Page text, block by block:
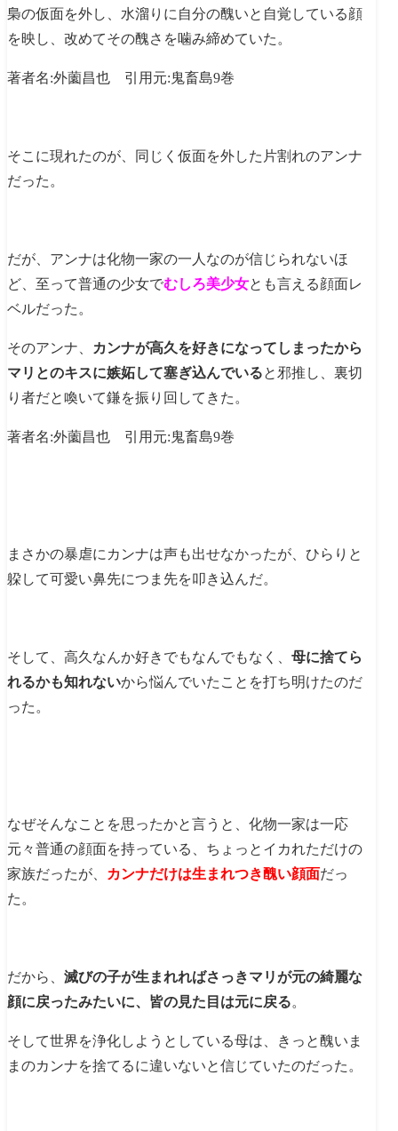
梟の仮面を外し、水溜りに自分の醜いと自覚している顔
を映し、改めてその醜さを噛み締めていた。
著者名:外薗昌也 引用元:鬼畜島9巻
そこに現れたのが、同じく仮面を外した片割れのアンナ
だった。
だが、アンナは化物一家の一人なのが信じられないほ
ど、至って普通の少女でむしろ美少女とも言える顔面レ
ベルだった。
そのアンナ、
カンナが高久を好きになってしまったから
マリとのキスに嫉妬して塞ぎ込んでいると邪推し、裏切
り者だと喚いて鎌を振り回してきた。
著者名:外薗昌也 引用元:鬼畜島9巻
まさかの暴虐にカンナは声も出せなかったが、ひらりと
躱して可愛い鼻先につま先を叩き込んだ。
そして、高久なんか好きでもなんでもなく、 母に捨てら
れるかも知れないから悩んでいたことを打ち明けたのだ
った。
なぜそんなことを思ったかと言うと、化物一家は一応
元々普通の顔面を持っている、ちょっとイカれただけの
家族だったが、
カンナだけは生まれつき醜い顔面だっ
た。
だから、 滅びの子が生まれればさっきマリが元の綺麗な
顔に戻ったみたいに、皆の見た目は元に戻る。
そして世界を浄化しようとしている母は、きっと醜いま
まのカンナを捨てるに違いないと信じていたのだった。